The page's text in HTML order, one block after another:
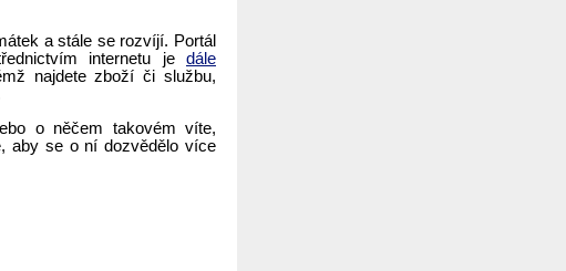
a stále se rozvíjí. Portál
internetu je dále
najdete zboží či službu,
o něčem takovém víte,
aby se o ní dozvědělo více